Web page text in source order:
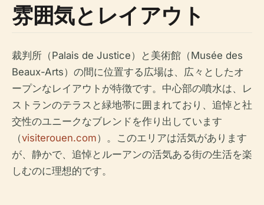
雰囲気とレイアウト
裁判所（Palais de Justice）と美術館（Musée des
Beaux-Arts）の間に位置する広場は、広々としたオ
ープンなレイアウトが特徴です。中心部の噴水は、レ
ストランのテラスと緑地帯に囲まれており、追悼と社
交性のユニークなブレンドを作り出しています
（visiterouen.com）。このエリアは活気があります
が、静かで、追悼とルーアンの活気ある街の生活を楽
しむのに理想的です。